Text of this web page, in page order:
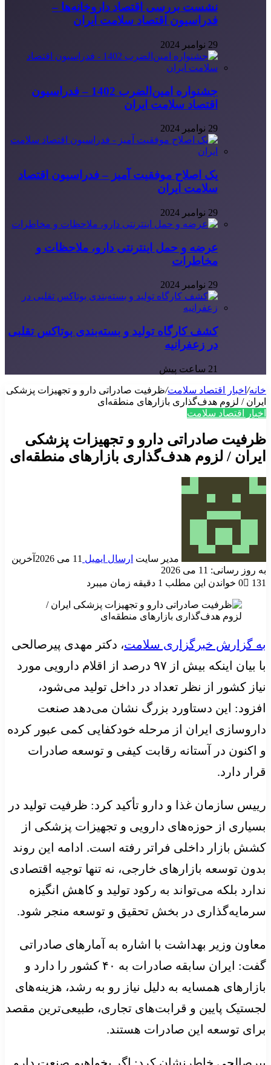
نشست بررسی اقتصاد داروخانه‌ها –
فدراسیون اقتصاد سلامت ایران
29 نوامبر 2024
جشنواره امین‌الضرب 1402 – فدراسیون
اقتصاد سلامت ایران
29 نوامبر 2024
یک اصلاح موفقیت آمیز – فدراسیون اقتصاد
سلامت ایران
29 نوامبر 2024
عرضه و حمل اینترنتی دارو، ملاحظات و
مخاطرات
29 نوامبر 2024
کشف کارگاه تولید و بسته‌بندی بوتاکس تقلبی
در زعفرانیه
21 ساعت پیش
خانه/ اخبار اقتصاد سلامت/ظرفیت صادراتی دارو و تجهیزات پزشکی
ایران / لزوم هدف‌گذاری بازارهای منطقه‌ای
اخبار اقتصاد سلامت
ظرفیت صادراتی دارو و تجهیزات پزشکی
ایران / لزوم هدف‌گذاری بازارهای منطقه‌ای
مدیر سایت ارسال ایمیل 11 می 2026
آخرین
به روز رسانی: 11 می 2026
0
131 خواندن این مطلب 1 دقیقه زمان میبرد
به گزارش خبرگزاری سلامت، دکتر مهدی پیرصالحی
با بیان اینکه بیش از ۹۷ درصد از اقلام دارویی مورد
نیاز کشور از نظر تعداد در داخل تولید می‌شود،
افزود: این دستاورد بزرگ نشان می‌دهد صنعت
داروسازی ایران از مرحله خودکفایی کمی عبور کرده
و اکنون در آستانه رقابت کیفی و توسعه صادرات
قرار دارد.
رییس سازمان غذا و دارو تأکید کرد: ظرفیت تولید در
بسیاری از حوزه‌های دارویی و تجهیزات پزشکی از
کشش بازار داخلی فراتر رفته است. ادامه این روند
بدون توسعه بازارهای خارجی، نه تنها توجیه اقتصادی
ندارد بلکه می‌تواند به رکود تولید و کاهش انگیزه
سرمایه‌گذاری در بخش تحقیق و توسعه منجر شود.
معاون وزیر بهداشت با اشاره به آمارهای صادراتی
گفت: ایران سابقه صادرات به ۴۰ کشور را دارد و
بازارهای همسایه به دلیل نیاز رو به رشد، هزینه‌های
لجستیک پایین و قرابت‌های تجاری، طبیعی‌ترین مقصد
برای توسعه این صادرات هستند.
پیرصالحی خاطرنشان کرد: اگر بخواهیم صنعت دارو